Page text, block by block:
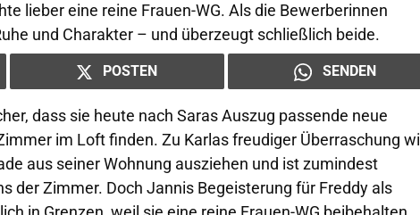
lieber eine reine Frauen-WG. Als die Bewerberinnen
und Charakter – und überzeugt schließlich beide.
POSTEN SENDEN
dass sie heute nach Saras Auszug passende neue
im Loft finden. Zu Karlas freudiger Überraschung will
aus seiner Wohnung ausziehen und ist zumindest
der Zimmer. Doch Jannis Begeisterung für Freddy als